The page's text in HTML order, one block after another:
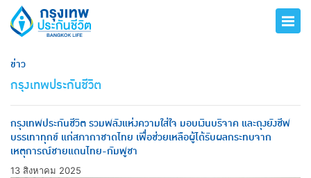
ข่าว
กรุงเทพประกันชีวิต
กรุงเทพประกันชีวิต รวมพลังแห่งความใส่ใจ มอบเงินบริจาค และถุงยังชีพ
บรรเทาทุกข์ แก่สภากาชาดไทย เพื่อช่วยเหลือผู้ได้รับผลกระทบจาก
เหตุการณ์ชายแดนไทย-กัมพูชา
13 สิงหาคม 2025